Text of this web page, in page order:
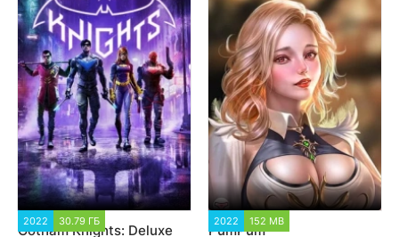
2022 30.79 ГБ
Gotham Knights: Deluxe
2022 152 MB
PumPum